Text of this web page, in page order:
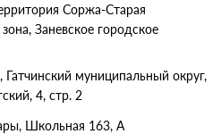
Соржа-Старая
Заневское городское
Гатчинский муниципальный округ,
4, стр. 2
Школьная 163, А